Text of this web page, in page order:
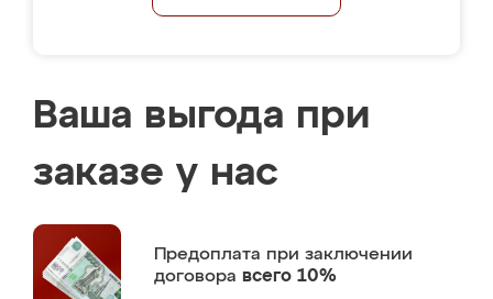
Ваша выгода при
заказе у нас
Предоплата при заключении
договора всего 10%